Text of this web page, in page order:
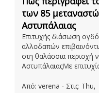
των 85
Αστυπάλαιας
Eπιτυχής διάσωση
αλλοδαπών
στη θαλάσσια περιοχή
ΑστυπάλαιαςΜε
Από: verena - Στις: Thu,